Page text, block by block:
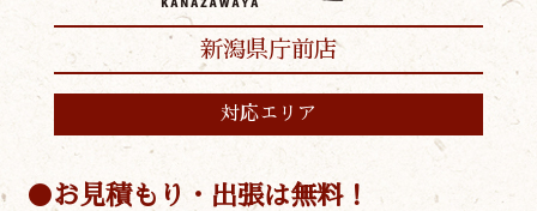
新潟県庁前店
対応エリア
お見積もり・出張は無料！